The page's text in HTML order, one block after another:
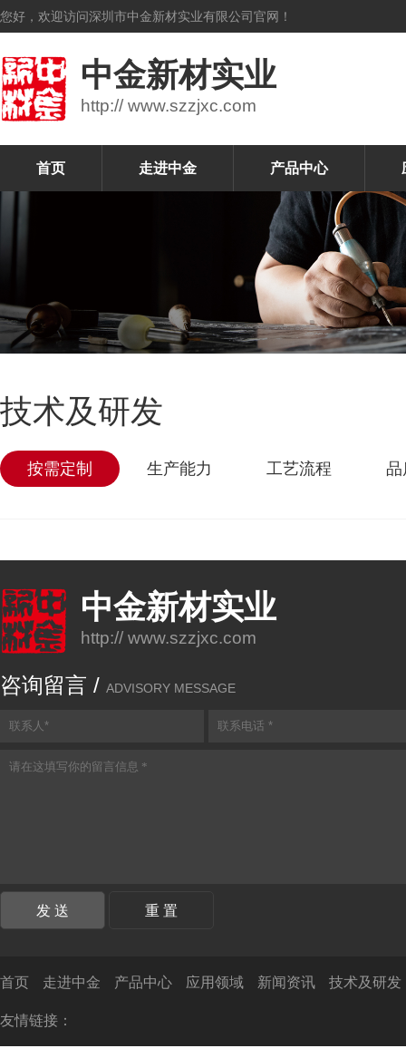
您好，欢迎访问深圳市中金新材实业有限公司官网！
中金新材实业
http:// www.szzjxc.com
首页 走进中金 产品中心
技术及研发
按需定制 生产能力 工艺流程
中金新材实业
http:// www.szzjxc.com
咨询留言 / ADVISORY MESSAGE
首页 走进中金 产品中心 应用领域 新闻资讯 技术及研发
友情链接：